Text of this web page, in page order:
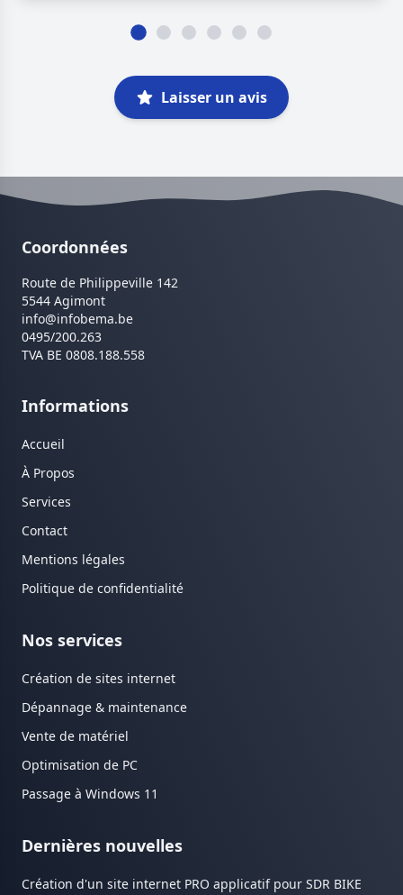
Laisser un avis
Coordonnées
Route de Philippeville 142
5544 Agimont
info@infobema.be
0495/200.263
TVA BE 0808.188.558
Informations
Accueil
À Propos
Services
Contact
Mentions légales
Politique de confidentialité
Nos services
Création de sites internet
Dépannage & maintenance
Vente de matériel
Optimisation de PC
Passage à Windows 11
Dernières nouvelles
Création d'un site internet PRO applicatif pour SDR BIKE